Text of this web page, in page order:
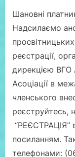
Шановні
Надсилаємо
реєстрації,
дирекцією ВГО
Асоціації в
членського
реєструйтесь,
“РЕЄСТРАЦІЯ”
посиланням.
телефонами: